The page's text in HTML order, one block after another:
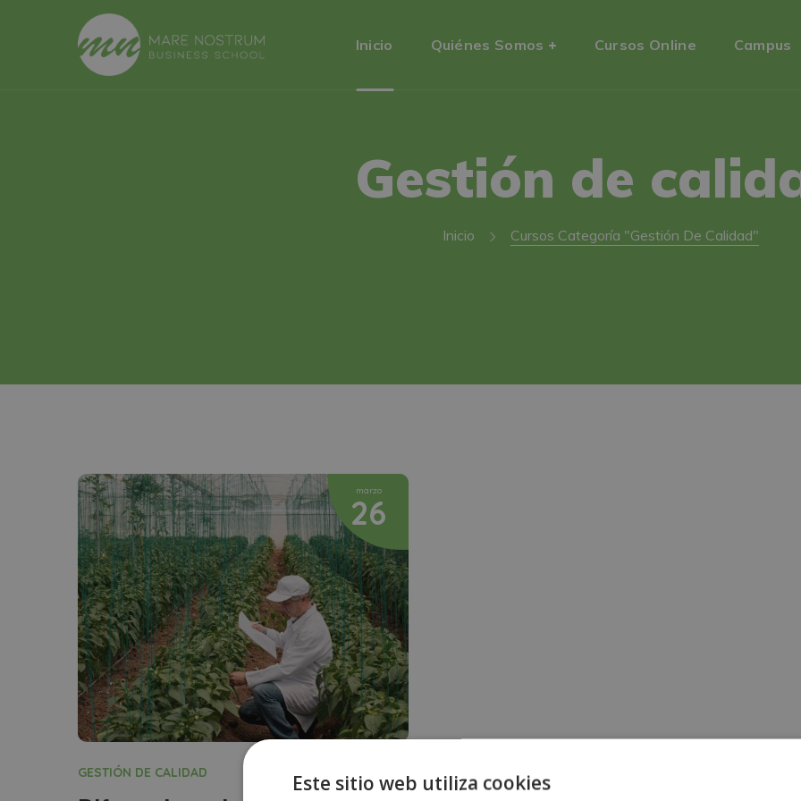
Inicio Quiénes Somos Cursos Online Campus
Gestión de
Inicio Cursos Categoría "Gestión De Calidad"
marzo
26
GESTIÓN DE CALIDAD Este sitio web utiliza cookies